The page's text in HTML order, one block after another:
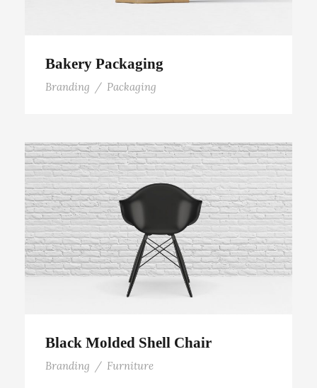
Bakery Packaging
Branding / Packaging
Black Molded Shell Chair
Black Molded Shell Chair
Branding / Furniture